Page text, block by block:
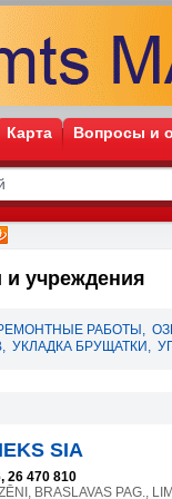
Карта Вопросы и
и учреждения
РАБОТЫ ,
, УКЛАДКА БРУЩАТКИ ,
SIA
26 470 810
BRASLAVAS PAG.,